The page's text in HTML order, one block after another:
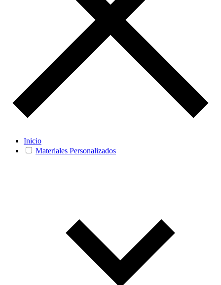
Inicio
Materiales Personalizados